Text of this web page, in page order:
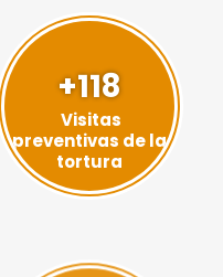
+118
Visitas
preventivas de la
tortura